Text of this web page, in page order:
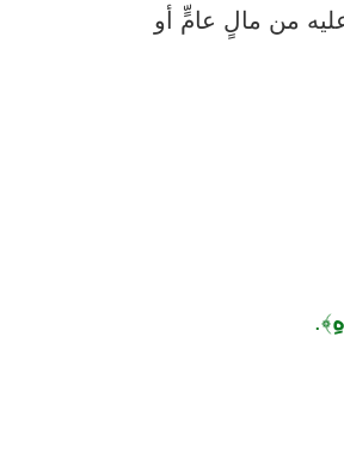
من مالٍ عامٍّ أو
﴾.